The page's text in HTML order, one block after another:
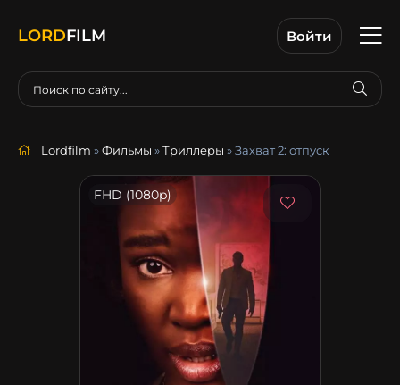
LORDFILM Войти
Lordfilm »Фильмы »Триллеры » Захват 2: отпуск
FHD (1080p)